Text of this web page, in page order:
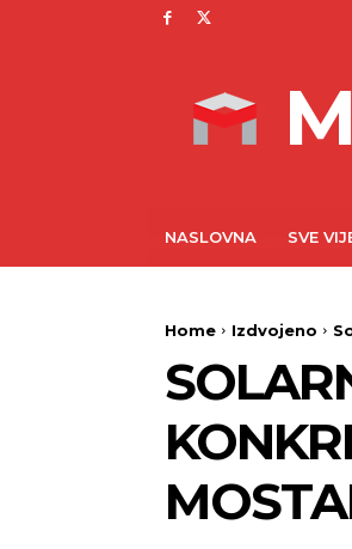
NASLOVNA SVE
Home Izdvojeno